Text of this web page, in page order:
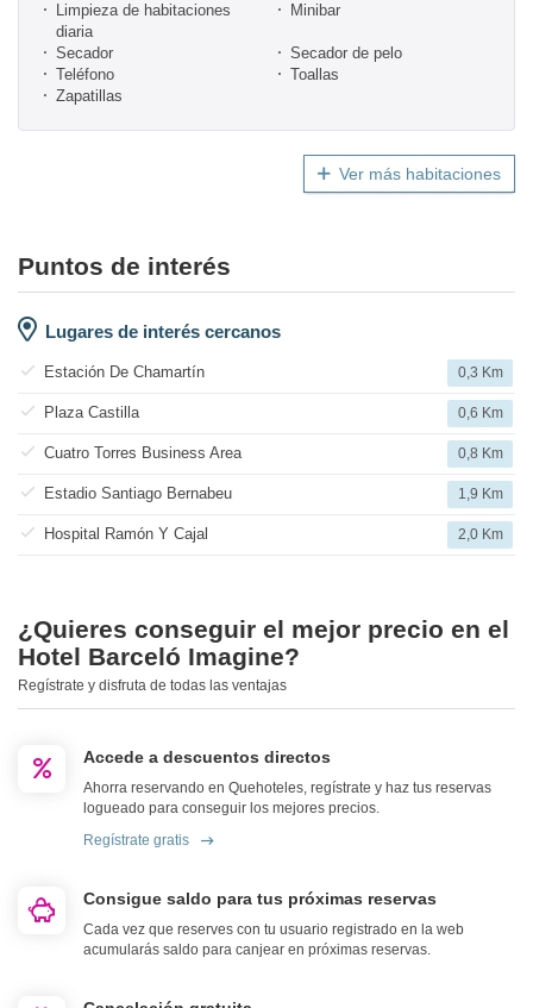
Limpieza de habitaciones
diaria
Minibar
Secador
Secador de pelo
Teléfono
Toallas
Zapatillas
Ver más habitaciones
Puntos de interés
Lugares de interés cercanos
Estación De Chamartín 0,3 Km
Plaza Castilla 0,6 Km
Cuatro Torres Business Area 0,8 Km
Estadio Santiago Bernabeu 1,9 Km
Hospital Ramón Y Cajal 2,0 Km
¿Quieres conseguir el mejor precio en el
Hotel Barceló Imagine?
Regístrate y disfruta de todas las ventajas
Accede a descuentos directos
Ahorra reservando en Quehoteles, regístrate y haz tus reservas
logueado para conseguir los mejores precios.
Regístrate gratis
Consigue saldo para tus próximas reservas
Cada vez que reserves con tu usuario registrado en la web
acumularás saldo para canjear en próximas reservas.